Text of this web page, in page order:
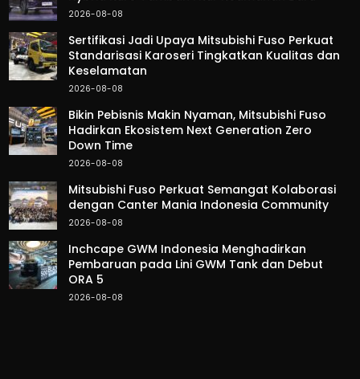
2026-08-08
Sertifikasi Jadi Upaya Mitsubishi Fuso Perkuat
Standarisasi Karoseri Tingkatkan Kualitas dan
Keselamatan
2026-08-08
Bikin Pebisnis Makin Nyaman, Mitsubishi Fuso
Hadirkan Ekosistem Next Generation Zero
Down Time
2026-08-08
Mitsubishi Fuso Perkuat Semangat Kolaborasi
dengan Canter Mania Indonesia Community
2026-08-08
Inchcape GWM Indonesia Menghadirkan
Pembaruan pada Lini GWM Tank dan Debut
ORA 5
2026-08-08